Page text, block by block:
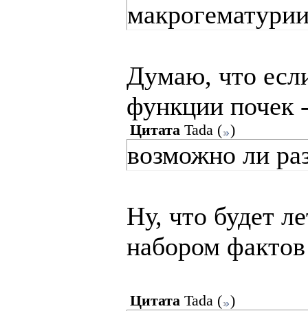
Думаю, что
функции почек
Цитата Tada ( )
возможно ли
Ну, что будет
набором
Цитата Tada ( )